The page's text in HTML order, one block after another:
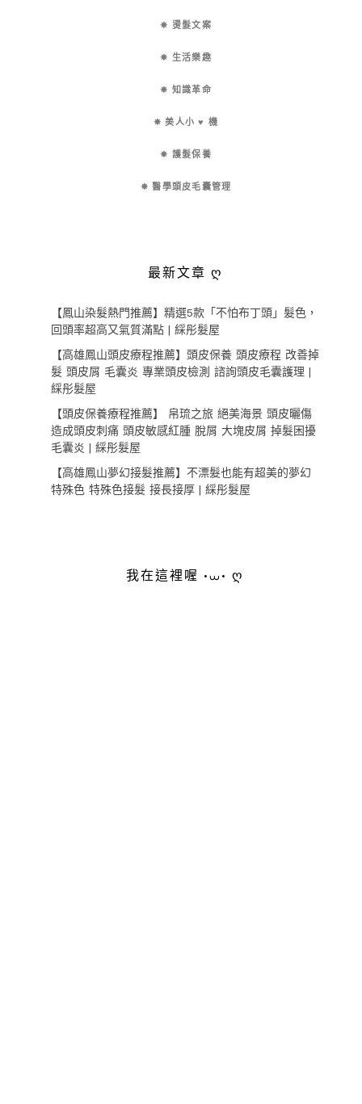
✵ 燙髮文案
✵ 生活樂趣
✵ 知識革命
✵ 美人小 ♥ 機
✵ 護髮保養
✵ 醫學頭皮毛囊管理
最新文章 ღ
【鳳山染髮熱門推薦】精選5款「不怕布丁頭」髮色，
回頭率超高又氣質滿點 | 綵彤髮屋
【高雄鳳山頭皮療程推薦】頭皮保養 頭皮療程 改善掉
髮 頭皮屑 毛囊炎 專業頭皮檢測 諮詢頭皮毛囊護理 |
綵彤髮屋
【頭皮保養療程推薦】 帛琉之旅 絕美海景 頭皮曬傷
造成頭皮刺痛 頭皮敏感紅腫 脫屑 大塊皮屑 掉髮困擾
毛囊炎 | 綵彤髮屋
【高雄鳳山夢幻接髮推薦】不漂髮也能有超美的夢幻
特殊色 特殊色接髮 接長接厚 | 綵彤髮屋
我在這裡喔 •⩊• ღ